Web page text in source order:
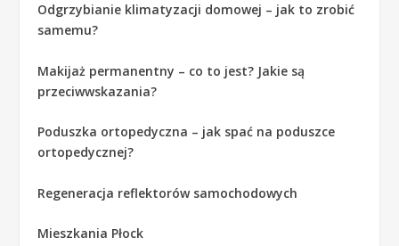
Odgrzybianie klimatyzacji domowej – jak to zrobić
samemu?
Makijaż permanentny – co to jest? Jakie są
przeciwwskazania?
Poduszka ortopedyczna – jak spać na poduszce
ortopedycznej?
Regeneracja reflektorów samochodowych
Mieszkania Płock